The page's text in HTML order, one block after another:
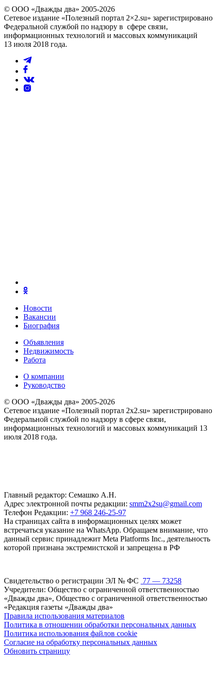
© ООО «Дважды два» 2005-2026
Сетевое издание «Полезный портал 2×2.su» зарегистрировано
Федеральной службой по надзору в сфере связи,
информационных технологий и массовых коммуникаций
13 июля 2018 года.
Новости
Вакансии
Биография
Объявления
Недвижимость
Работа
О компании
Руководство
© ООО «Дважды два» 2005-2026
Сетевое издание «Полезный портал 2x2.su» зарегистрировано
Федеральной службой по надзору в сфере связи,
информационных технологий и массовых коммуникаций 13
июля 2018 года.
Главный редактор: Семашко А.Н.
Адрес электронной почты редакции: smm2x2su@gmail.com
Телефон Редакции: +7 968 246-25-97
На страницах сайта в информационных целях может
встречаться указание на WhatsApp. Обращаем внимание, что
данный сервис принадлежит Meta Platforms Inc., деятельность
которой признана экстремистской и запрещена в РФ
Свидетельство о регистрации ЭЛ № ФС 77 — 73258
Учредители: Общество с ограниченной ответственностью
«Дважды два», Общество с ограниченной ответственностью
«Редакция газеты «Дважды два»
Правила использования материалов
Политика в отношении обработки персональных данных
Политика использования файлов cookie
Согласие на обработку персональных данных
Обновить страницу